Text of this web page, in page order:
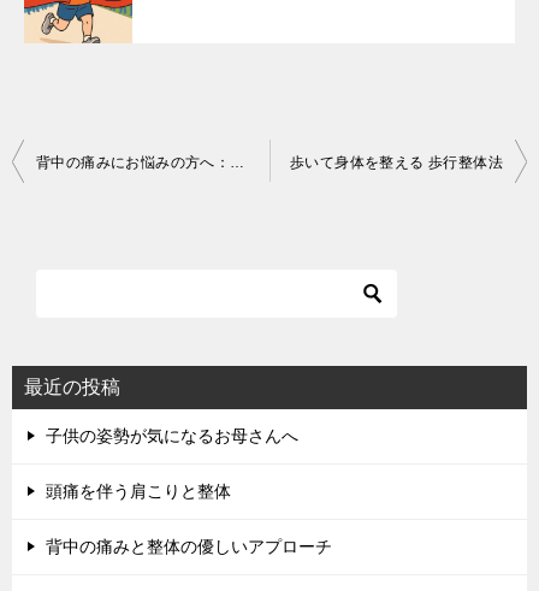
投
シ
ョ
背中の痛みにお悩みの方へ：原因と対策 歩いて身体を整える 歩行整体法
最近の投稿
子供の姿勢が気になるお母さんへ
頭痛を伴う肩こりと整体
背中の痛みと整体の優しいアプローチ